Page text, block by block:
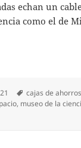
echan un
como el de
Etiquetas
cajas de ahorros
, museo de la